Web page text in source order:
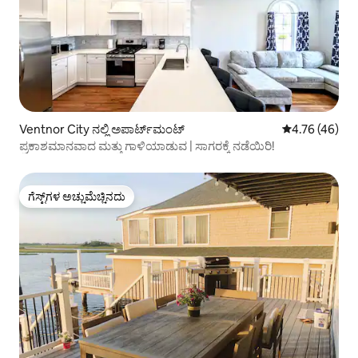
Ventnor City ನಲ್ಲಿ ಅಪಾರ್ಟ್‌ಮಂಟ್ 5 ರಲ್ಲಿ 4.76
4.76 (46)
ಪ್ರಕಾಶಮಾನವಾದ ಮತ್ತು ಗಾಳಿಯಾಡುವ | ಸಾಗರಕ್ಕೆ ನಡೆಯಿರಿ!
ಗೆಸ್ಟ್‌ಗಳ ಅಚ್ಚುಮೆಚ್ಚಿನದು
ಗೆಸ್ಟ್‌ಗಳ ಅಚ್ಚುಮೆಚ್ಚಿನದು